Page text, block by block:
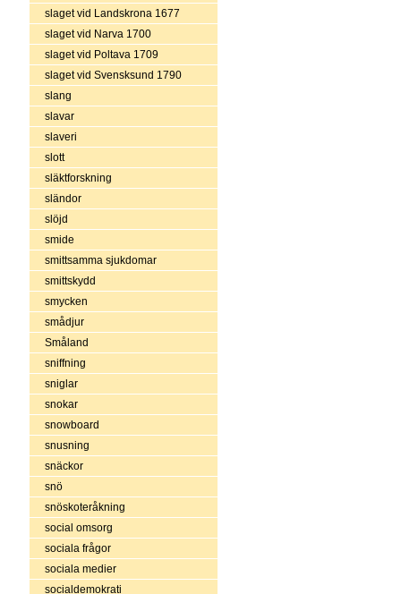
slaget vid Landskrona 1677
slaget vid Narva 1700
slaget vid Poltava 1709
slaget vid Svensksund 1790
slang
slavar
slaveri
slott
släktforskning
sländor
slöjd
smide
smittsamma sjukdomar
smittskydd
smycken
smådjur
Småland
sniffning
sniglar
snokar
snowboard
snusning
snäckor
snö
snöskoteråkning
social omsorg
sociala frågor
sociala medier
socialdemokrati